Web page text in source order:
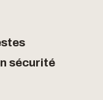
sécurité